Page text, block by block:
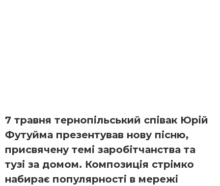
7 травня тернопільський співак Юрій
Футуйма презентував нову пісню,
присвячену темі заробітчанства та
тузі за домом. Композиція стрімко
набирає популярності в мережі